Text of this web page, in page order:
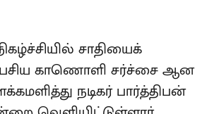
சாதியைக்
பேசிய காணொளி சர்ச்சை ஆன
நடிகர் பார்த்திபன்